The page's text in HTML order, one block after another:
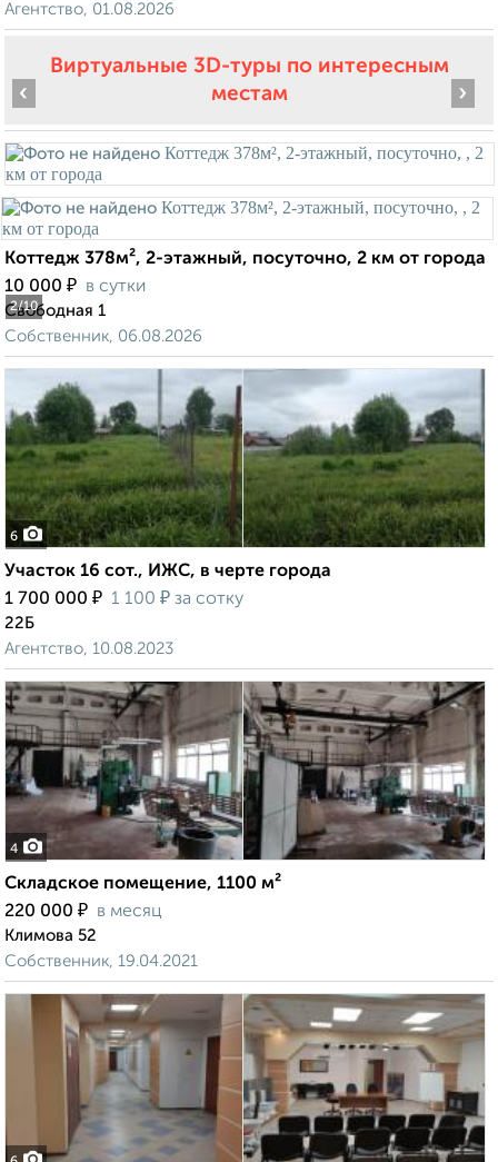
Агентство, 01.08.2026
Виртуальные 3D-туры по интересным
местам
2/10
‹ ›
Коттедж 378м², 2-этажный, посуточно, 2 км от города
10 000 ₽ в сутки
Свободная 1
Собственник, 06.08.2026
6
Участок 16 сот., ИЖС, в черте города
1 700 000 ₽ 1 100 ₽ за сотку
22Б
Агентство, 10.08.2023
4
Складское помещение, 1100 м²
220 000 ₽ в месяц
Климова 52
Собственник, 19.04.2021